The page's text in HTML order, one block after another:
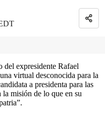
expresidente Rafael
virtual desconocida para la
a presidenta para las
la misión de lo que en su